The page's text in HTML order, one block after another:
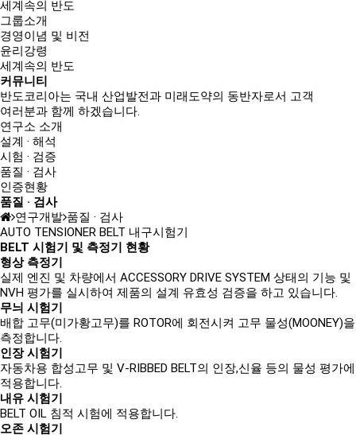
세계속의 반도
그룹소개
경영이념 및 비전
윤리강령
세계속의 반도
커뮤니티
반도코리아는 국내 산업발전과 미래도약의 동반자로서 고객
여러분과 함께 하겠습니다.
연구소 소개
설계 · 해석
시험 · 검증
품질 · 검사
인증현황
품질 · 검사
연구개발 품질 · 검사
AUTO TENSIONER BELT 내구시험기
BELT 시험기 및 측정기 현황
형상 측정기
실제 엔진 및 차량에서 ACCESSORY DRIVE SYSTEM 상태의 기능 및
NVH 평가를 실시하여 제품의 설계 유효성 검증을 하고 있습니다.
무늬 시험기
배합 고무(미가황고무)를 ROTOR에 회전시켜 고무 물성(MOONEY)을
측정합니다.
인장 시험기
자동차용 합성고무 및 V-RIBBED BELT의 인장,신율 등의 물성 평가에
적용합니다.
내유 시험기
BELT OIL 침적 시험에 적용합니다.
오존 시험기